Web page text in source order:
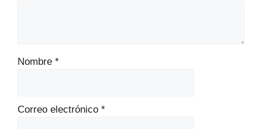
Nombre *
Correo electrónico *